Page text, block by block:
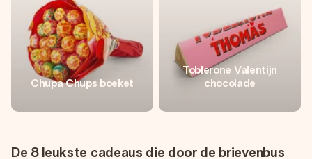
Chupa Chups boeket
Toblerone Valentijn
chocolade
De 8 leukste cadeaus die door de brievenbus